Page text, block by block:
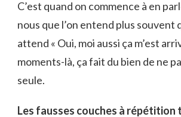
C’est quand on commence à en
nous que l’on entend plus souvent
attend « Oui, moi aussi ça m’est
moments-là, ça fait du bien de ne
seule.
Les fausses couches à répétition